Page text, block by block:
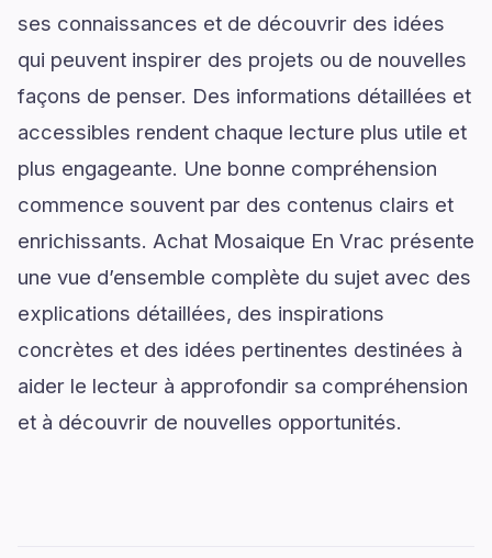
ses connaissances et de découvrir des idées
qui peuvent inspirer des projets ou de nouvelles
façons de penser. Des informations détaillées et
accessibles rendent chaque lecture plus utile et
plus engageante. Une bonne compréhension
commence souvent par des contenus clairs et
enrichissants. Achat Mosaique En Vrac présente
une vue d’ensemble complète du sujet avec des
explications détaillées, des inspirations
concrètes et des idées pertinentes destinées à
aider le lecteur à approfondir sa compréhension
et à découvrir de nouvelles opportunités.